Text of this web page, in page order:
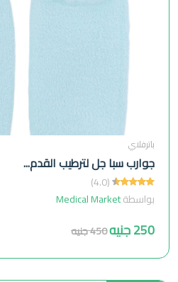
باترفلاي
جوارب سبا جل لترطيب القدم...
(4.0)
بواسطةMedical Market
250 جنيه 450 جنيه